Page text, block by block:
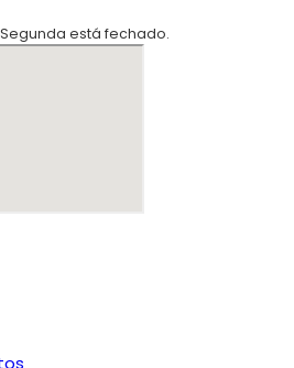
Segunda está fechado.